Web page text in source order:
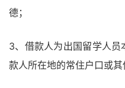
德；
3、借款人为出国留学人
款人所在地的常住户口或其